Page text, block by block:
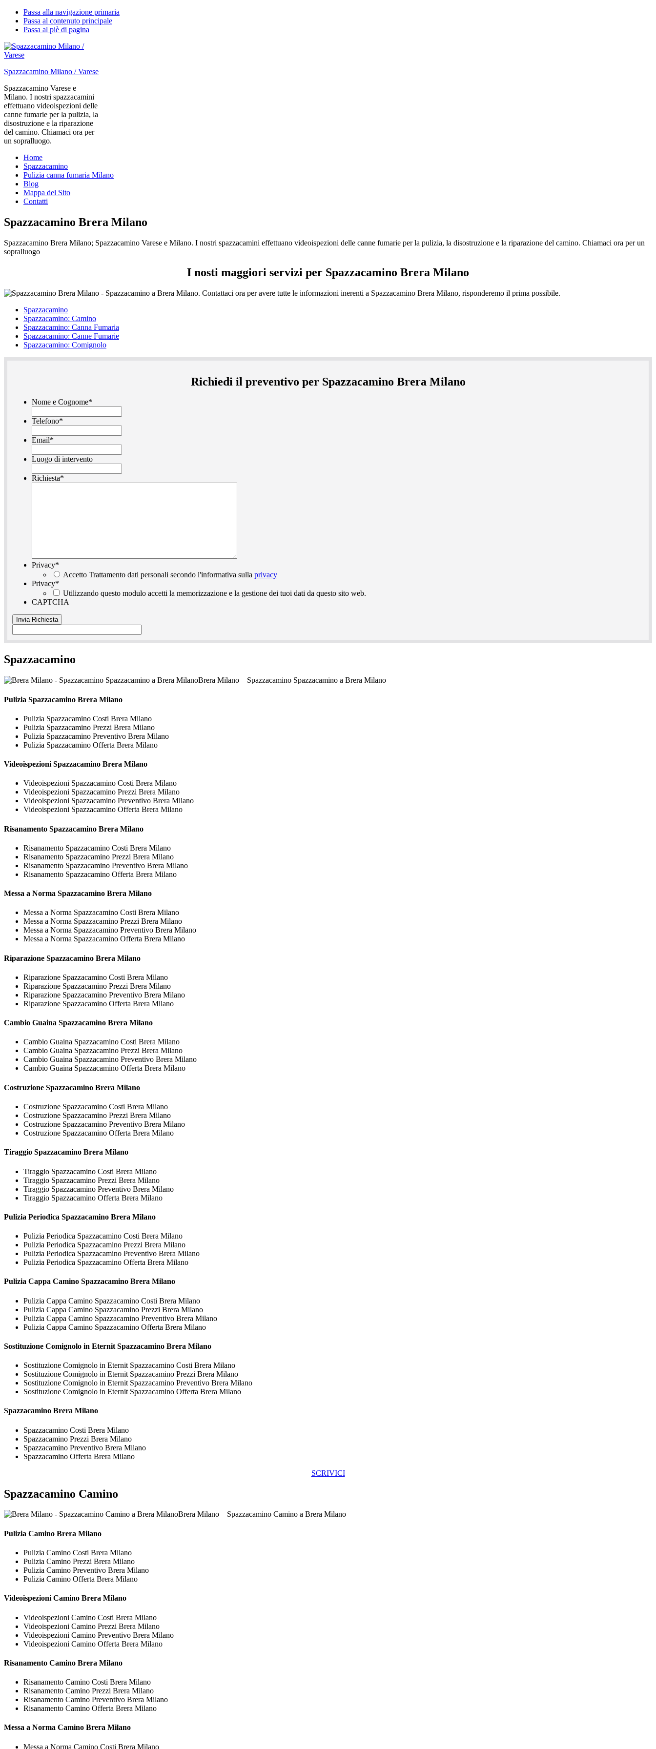
Passa alla navigazione primaria
Passa al contenuto principale
Passa al piè di pagina
Spazzacamino Milano / Varese
Spazzacamino Varese e
Milano. I nostri spazzacamini
effettuano videoispezioni delle
canne fumarie per la pulizia, la
disostruzione e la riparazione
del camino. Chiamaci ora per
un sopralluogo.
Home
Spazzacamino
Pulizia canna fumaria Milano
Blog
Mappa del Sito
Contatti
Spazzacamino Brera Milano
Spazzacamino Brera Milano; Spazzacamino Varese e Milano. I nostri spazzacamini effettuano videoispezioni delle canne fumarie per la pulizia, la disostruzione e la riparazione del camino. Chiamaci ora per un
sopralluogo
I nosti maggiori servizi per Spazzacamino Brera Milano
Spazzacamino
Spazzacamino: Camino
Spazzacamino: Canna Fumaria
Spazzacamino: Canne Fumarie
Spazzacamino: Comignolo
Richiedi il preventivo per Spazzacamino Brera Milano
Nome e Cognome*
Telefono*
Email*
Luogo di intervento
Richiesta*
Privacy*
Accetto Trattamento dati personali secondo l'informativa sulla privacy
Privacy*
Utilizzando questo modulo accetti la memorizzazione e la gestione dei tuoi dati da questo sito web.
CAPTCHA
Spazzacamino
Brera Milano – Spazzacamino Spazzacamino a Brera Milano
Pulizia Spazzacamino Brera Milano
Pulizia Spazzacamino Costi Brera Milano
Pulizia Spazzacamino Prezzi Brera Milano
Pulizia Spazzacamino Preventivo Brera Milano
Pulizia Spazzacamino Offerta Brera Milano
Videoispezioni Spazzacamino Brera Milano
Videoispezioni Spazzacamino Costi Brera Milano
Videoispezioni Spazzacamino Prezzi Brera Milano
Videoispezioni Spazzacamino Preventivo Brera Milano
Videoispezioni Spazzacamino Offerta Brera Milano
Risanamento Spazzacamino Brera Milano
Risanamento Spazzacamino Costi Brera Milano
Risanamento Spazzacamino Prezzi Brera Milano
Risanamento Spazzacamino Preventivo Brera Milano
Risanamento Spazzacamino Offerta Brera Milano
Messa a Norma Spazzacamino Brera Milano
Messa a Norma Spazzacamino Costi Brera Milano
Messa a Norma Spazzacamino Prezzi Brera Milano
Messa a Norma Spazzacamino Preventivo Brera Milano
Messa a Norma Spazzacamino Offerta Brera Milano
Riparazione Spazzacamino Brera Milano
Riparazione Spazzacamino Costi Brera Milano
Riparazione Spazzacamino Prezzi Brera Milano
Riparazione Spazzacamino Preventivo Brera Milano
Riparazione Spazzacamino Offerta Brera Milano
Cambio Guaina Spazzacamino Brera Milano
Cambio Guaina Spazzacamino Costi Brera Milano
Cambio Guaina Spazzacamino Prezzi Brera Milano
Cambio Guaina Spazzacamino Preventivo Brera Milano
Cambio Guaina Spazzacamino Offerta Brera Milano
Costruzione Spazzacamino Brera Milano
Costruzione Spazzacamino Costi Brera Milano
Costruzione Spazzacamino Prezzi Brera Milano
Costruzione Spazzacamino Preventivo Brera Milano
Costruzione Spazzacamino Offerta Brera Milano
Tiraggio Spazzacamino Brera Milano
Tiraggio Spazzacamino Costi Brera Milano
Tiraggio Spazzacamino Prezzi Brera Milano
Tiraggio Spazzacamino Preventivo Brera Milano
Tiraggio Spazzacamino Offerta Brera Milano
Pulizia Periodica Spazzacamino Brera Milano
Pulizia Periodica Spazzacamino Costi Brera Milano
Pulizia Periodica Spazzacamino Prezzi Brera Milano
Pulizia Periodica Spazzacamino Preventivo Brera Milano
Pulizia Periodica Spazzacamino Offerta Brera Milano
Pulizia Cappa Camino Spazzacamino Brera Milano
Pulizia Cappa Camino Spazzacamino Costi Brera Milano
Pulizia Cappa Camino Spazzacamino Prezzi Brera Milano
Pulizia Cappa Camino Spazzacamino Preventivo Brera Milano
Pulizia Cappa Camino Spazzacamino Offerta Brera Milano
Sostituzione Comignolo in Eternit Spazzacamino Brera Milano
Sostituzione Comignolo in Eternit Spazzacamino Costi Brera Milano
Sostituzione Comignolo in Eternit Spazzacamino Prezzi Brera Milano
Sostituzione Comignolo in Eternit Spazzacamino Preventivo Brera Milano
Sostituzione Comignolo in Eternit Spazzacamino Offerta Brera Milano
Spazzacamino Brera Milano
Spazzacamino Costi Brera Milano
Spazzacamino Prezzi Brera Milano
Spazzacamino Preventivo Brera Milano
Spazzacamino Offerta Brera Milano
SCRIVICI
Spazzacamino Camino
Brera Milano – Spazzacamino Camino a Brera Milano
Pulizia Camino Brera Milano
Pulizia Camino Costi Brera Milano
Pulizia Camino Prezzi Brera Milano
Pulizia Camino Preventivo Brera Milano
Pulizia Camino Offerta Brera Milano
Videoispezioni Camino Brera Milano
Videoispezioni Camino Costi Brera Milano
Videoispezioni Camino Prezzi Brera Milano
Videoispezioni Camino Preventivo Brera Milano
Videoispezioni Camino Offerta Brera Milano
Risanamento Camino Brera Milano
Risanamento Camino Costi Brera Milano
Risanamento Camino Prezzi Brera Milano
Risanamento Camino Preventivo Brera Milano
Risanamento Camino Offerta Brera Milano
Messa a Norma Camino Brera Milano
Messa a Norma Camino Costi Brera Milano